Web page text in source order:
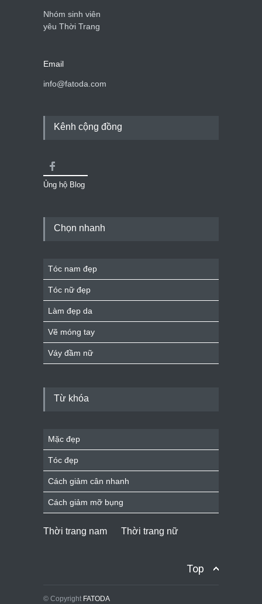
Nhóm sinh viên
yêu Thời Trang
Email
info@fatoda.com
Kênh cộng đồng
Ủng hộ Blog
Chọn nhanh
Tóc nam đẹp
Tóc nữ đẹp
Làm đẹp da
Vẽ móng tay
Váy đầm nữ
Từ khóa
Mặc đẹp
Tóc đẹp
Cách giảm cân nhanh
Cách giảm mỡ bụng
Thời trang nam Thời trang nữ
Top
© Copyright FATODA